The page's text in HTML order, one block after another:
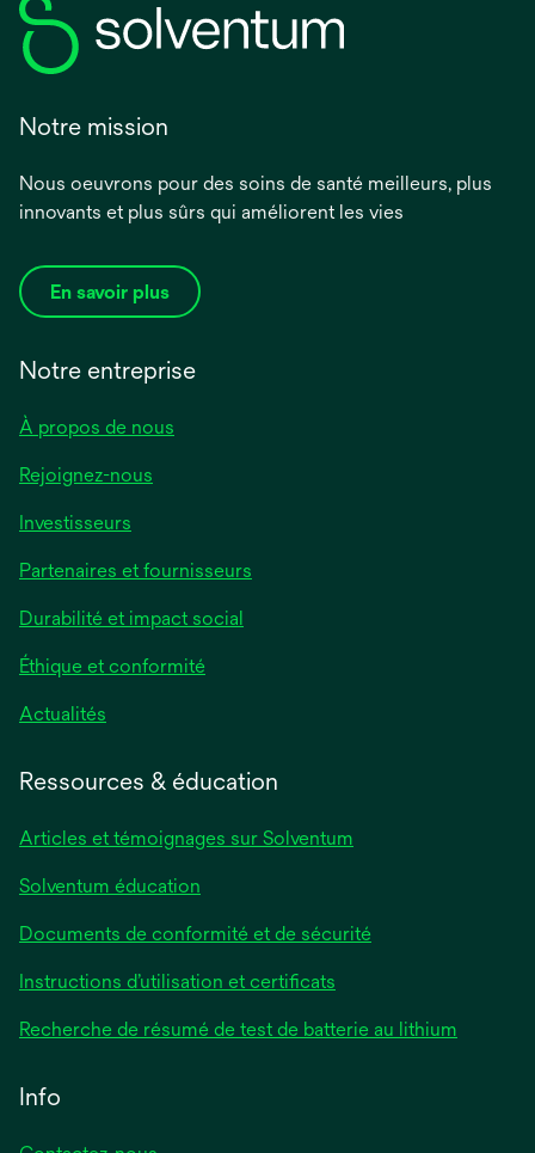
Notre mission
Nous oeuvrons pour des soins de santé meilleurs, plus
innovants et plus sûrs qui améliorent les vies
En savoir plus
Notre entreprise
À propos de nous
Rejoignez-nous
Investisseurs
Partenaires et fournisseurs
Durabilité et impact social
Éthique et conformité
Actualités
Ressources & éducation
Articles et témoignages sur Solventum
Solventum éducation
Documents de conformité et de sécurité
Instructions d’utilisation et certificats
Recherche de résumé de test de batterie au lithium
Info